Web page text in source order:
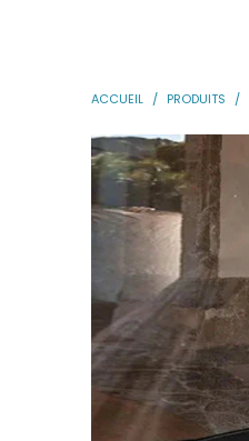
ACCUEIL / PRODUITS /